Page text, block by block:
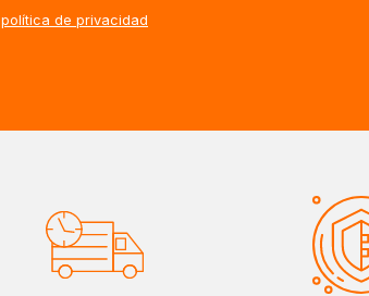
política de privacidad